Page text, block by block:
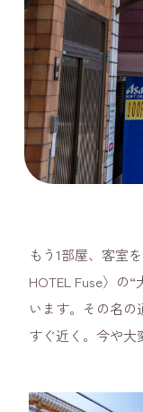
もう1部屋、客室
HOTEL Fuse〉の
います。その名の
すぐ近く。今や大